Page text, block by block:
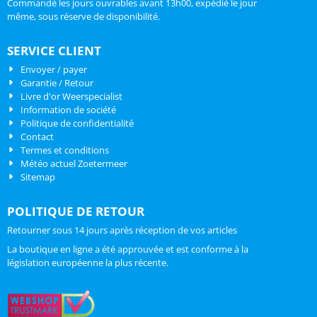
Commandé les jours ouvrables avant 13h00, expédié le jour
même, sous réserve de disponibilité.
SERVICE CLIENT
Envoyer / payer
Garantie / Retour
Livre d'or Weerspecialist
Information de société
Politique de confidentialité
Contact
Termes et conditions
Météo actuel Zoetermeer
Sitemap
POLITIQUE DE RETOUR
Retourner sous 14 jours après réception de vos articles
La boutique en ligne a été approuvée et est conforme à la
législation européenne la plus récente.